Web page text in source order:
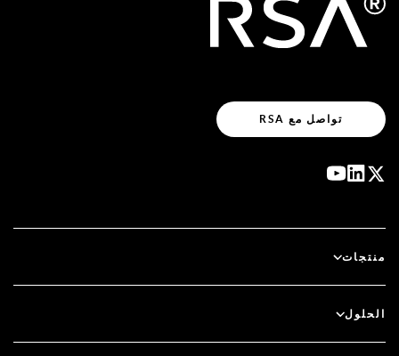
تواصل مع RSA
منتجات
سكيور آي دي (SecurID)
الحلول